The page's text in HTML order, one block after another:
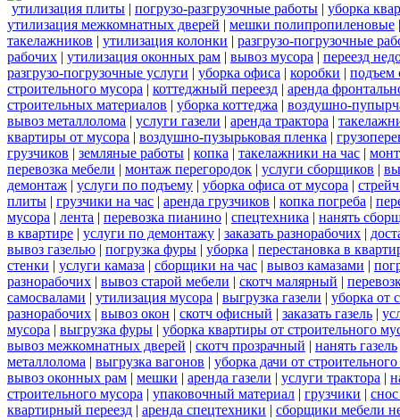
утилизация плиты | погрузо-разгрузочные работы | уборка
утилизация межкомнатных дверей | мешки полипропиленовые
такелажников | утилизация колонки | разгрузо-погрузочные
рабочих | утилизация оконных рам | вывоз мусора | переезд
разгрузо-погрузочные услуги | уборка офиса | коробки | подъем
строительного мусора | коттеджный переезд | аренда
строительных материалов | уборка коттеджа | воздушно-
вывоз металлолома | услуги газели | аренда трактора |
квартиры от мусора | воздушно-пузырьковая пленка |
грузчиков | земляные работы | копка | такелажники на час |
перевозка мебели | монтаж перегородок | услуги сборщиков |
демонтаж | услуги по подъему | уборка офиса от мусора |
плиты | грузчики на час | аренда грузчиков | копка погреба |
мусора | лента | перевозка пианино | спецтехника | нанять
в квартире | услуги по демонтажу | заказать разнорабочих |
вывоз газелью | погрузка фуры | уборка | перестановка в
стенки | услуги камаза | сборщики на час | вывоз камазами |
разнорабочих | вывоз старой мебели | скотч малярный |
самосвалами | утилизация мусора | выгрузка газели | уборка от
разнорабочих | вывоз окон | скотч офисный | заказать газель |
мусора | выгрузка фуры | уборка квартиры от строительного
вывоз межкомнатных дверей | скотч прозрачный | нанять газель
металлолома | выгрузка вагонов | уборка дачи от
вывоз оконных рам | мешки | аренда газели | услуги трактора |
строительного мусора | упаковочный материал | грузчики |
квартирный переезд | аренда спецтехники | сборщики мебели